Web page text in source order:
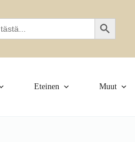
Search Button
Eteinen Muut